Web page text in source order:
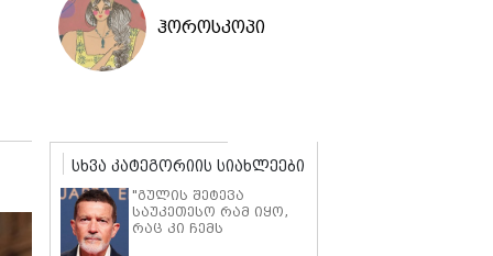
ჰოროსკოპი
სხვა კატეგორიის სიახლეები
"გულის შეტევა
საუკეთესო რამ იყო,
რაც კი ჩემს